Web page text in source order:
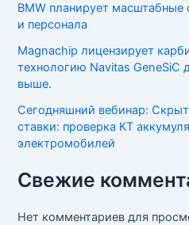
BMW планирует
и персонала
Magnachip лицензирует
технологию Navitas GeneSiC
выше.
Сегодняшний вебинар:
ставки: проверка КТ
электромобилей
Свежие
Нет комментариев для